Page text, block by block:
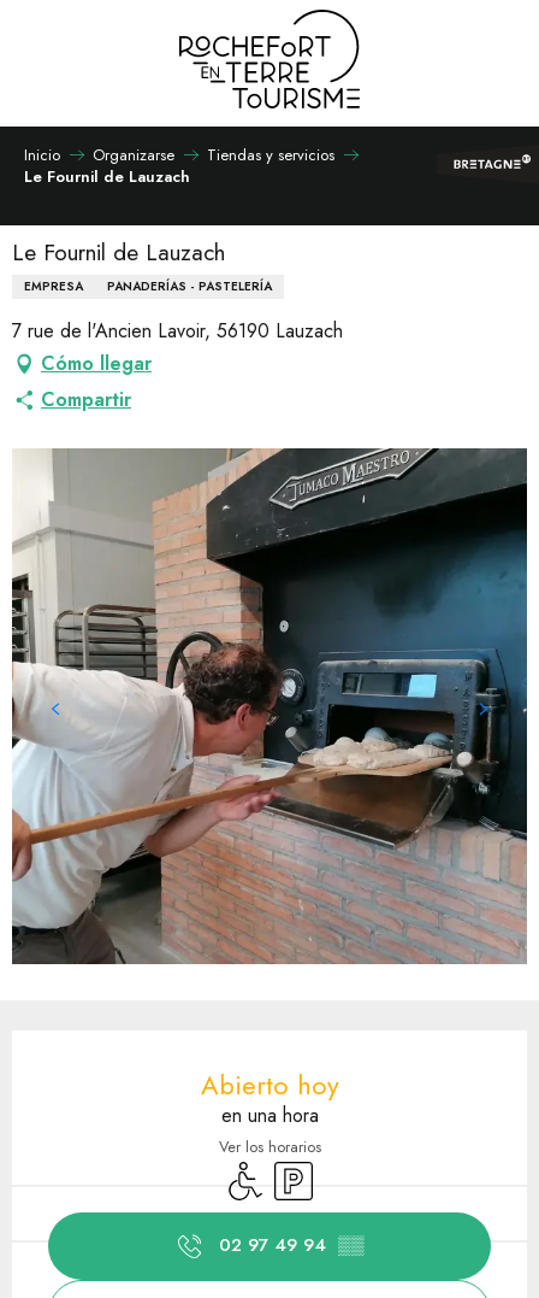
Inicio Organizarse
Tiendas y servicios
Le Fournil de Lauzach
Le Fournil de Lauzach
EMPRESA PANADERÍAS - PASTELERÍA
7 rue de l'Ancien Lavoir, 56190 Lauzach
Cómo llegar
Compartir
Abierto hoy
en una hora
Ver los horarios
Acceso para minusválidos
Aparcamiento
02 97 49 94 ▒▒